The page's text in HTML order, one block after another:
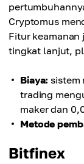
Cryptomus
Fitur
tingkat lanjut,
Biaya: sistem
trading
maker dan
Metode
Bitfinex